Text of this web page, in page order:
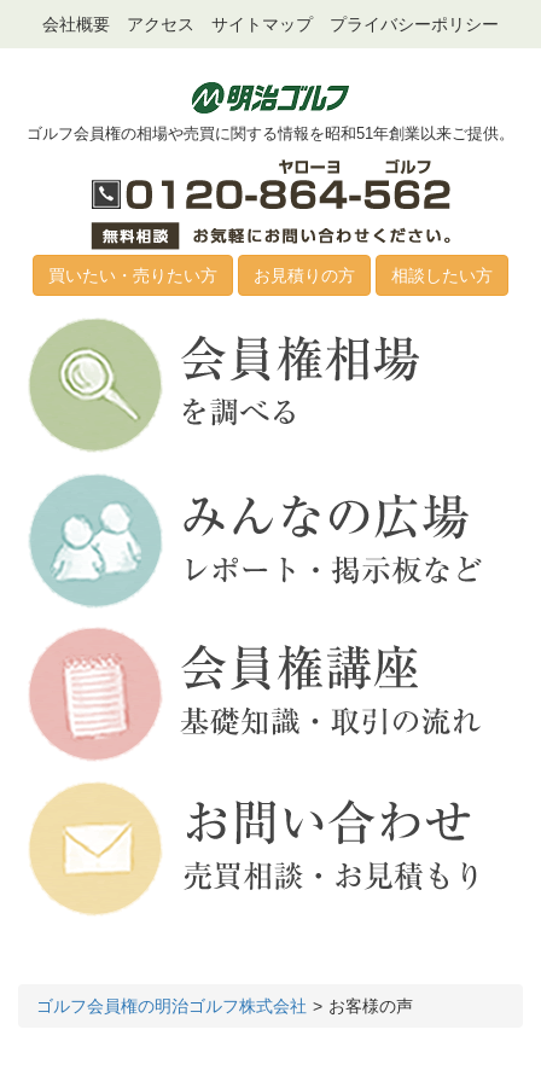
会社概要 アクセス サイトマップ プライバシーポリシー
ゴルフ会員権の相場や売買に関する情報を昭和51年創業以来ご提供。
買いたい・売りたい方 お見積りの方 相談したい方
ゴルフ会員権の明治ゴルフ株式会社 お客様の声